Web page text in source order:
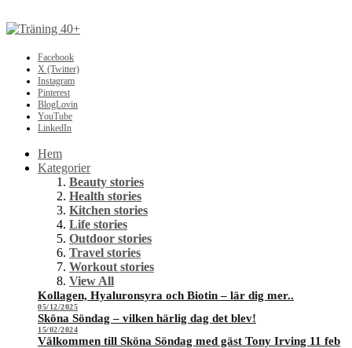
Facebook
X (Twitter)
Instagram
Pinterest
BlogLovin
YouTube
LinkedIn
Hem
Kategorier
Beauty stories
Health stories
Kitchen stories
Life stories
Outdoor stories
Travel stories
Workout stories
View All
Kollagen, Hyaluronsyra och Biotin – lär dig mer..
05/12/2025
Sköna Söndag – vilken härlig dag det blev!
15/02/2024
Välkommen till Sköna Söndag med gäst Tony Irving 11 feb